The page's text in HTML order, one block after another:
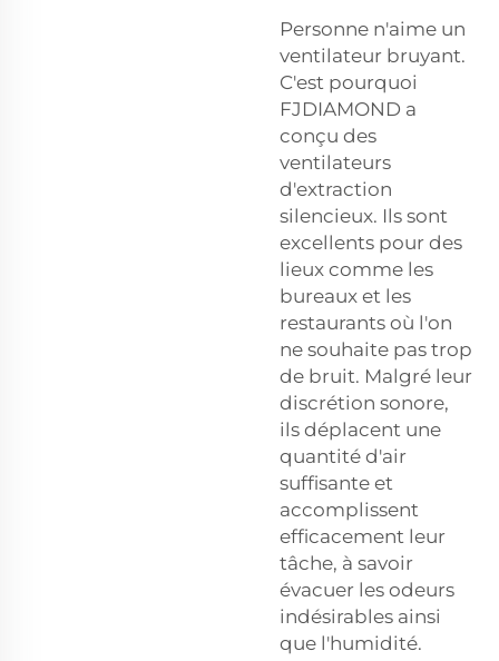
Personne n'aime un
ventilateur bruyant.
C'est pourquoi
FJDIAMOND a
conçu des
ventilateurs
d'extraction
silencieux. Ils sont
excellents pour des
lieux comme les
bureaux et les
restaurants où l'on
ne souhaite pas trop
de bruit. Malgré leur
discrétion sonore,
ils déplacent une
quantité d'air
suffisante et
accomplissent
efficacement leur
tâche, à savoir
évacuer les odeurs
indésirables ainsi
que l'humidité.